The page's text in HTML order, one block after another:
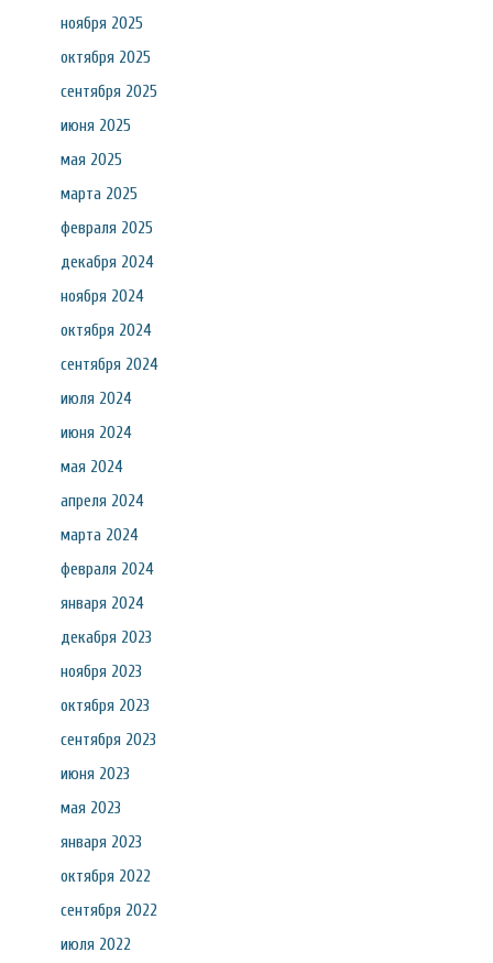
ноября 2025
октября 2025
сентября 2025
июня 2025
мая 2025
марта 2025
февраля 2025
декабря 2024
ноября 2024
октября 2024
сентября 2024
июля 2024
июня 2024
мая 2024
апреля 2024
марта 2024
февраля 2024
января 2024
декабря 2023
ноября 2023
октября 2023
сентября 2023
июня 2023
мая 2023
января 2023
октября 2022
сентября 2022
июля 2022